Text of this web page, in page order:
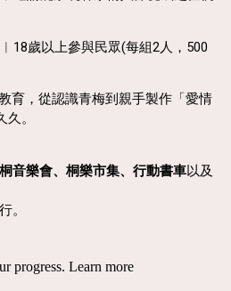
歲以上參與民眾(每組2人，500
育，從認識青梅到親手製作「愛情
。
音樂會、桐樂市集、行動書車以及
。
progress. Learn more